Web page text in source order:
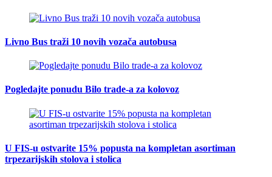
Livno Bus traži 10 novih vozača autobusa
Pogledajte ponudu Bilo trade-a za kolovoz
U FIS-u ostvarite 15% popusta na kompletan asortiman
trpezarijskih stolova i stolica